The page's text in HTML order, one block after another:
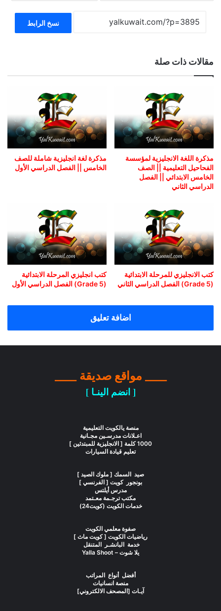
نسخ الرابط
مقالات ذات صلة
مذكرة اللغة الانجليزية لمؤسسة
الفحاحيل التعليمية || الصف
الخامس الابتدائي || الفصل
الدراسي الثاني
مذكرة لغة انجليزية شاملة للصف
الخامس || الفصل الدراسي الأول
كتب الانجليزي للمرحلة الابتدائية
(Grade 5) الفصل الدراسي الثاني
كتب انجليزي المرحلة الابتدائية
(Grade 5) الفصل الدراسي الأول
اضافة تعليق
____ مواقع صديقة ____
[ انضم الينـا ]
منصة يالكويت التعليمية
اعـلانات مدرسـين مجـانية
1000 كلمة [ الانجليزية للمبتدئين ]
تعليم قيادة السيارات
صيد السمك [ ملوك الصيد ]
بونجور كويت [ الفرنسي ]
مدرس أيلتس
مكتب ترجـمة معـتمد
خدمات الكويت (كويت24)
صفوة معلمي الكويت
رياضيات الكويت [ كويت ماث ]
خدمة البانشـر المتنقل
يلا شوت – Yalla Shoot
أفضل أنواع المراتب
منصة انسانيات
آيـات [المصحف الالكتروني]